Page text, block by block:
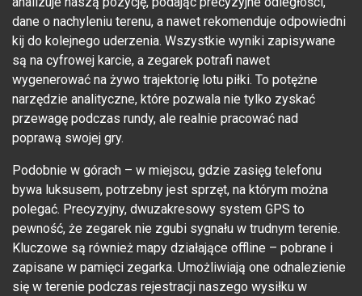
dane o nachyleniu terenu, a nawet rekomenduje odpowiedni
kij do kolejnego uderzenia. Wszystkie wyniki zapisywane
są na cyfrowej karcie, a zegarek potrafi nawet
wygenerować na żywo trajektorię lotu piłki. To potężne
narzędzie analityczne, które pozwala nie tylko zyskać
przewagę podczas rundy, ale realnie pracować nad
poprawą swojej gry.
Podobnie w górach – w miejscu, gdzie zasięg telefonu
bywa luksusem, potrzebny jest sprzęt, na którym można
polegać. Precyzyjny, dwuzakresowy system GPS to
pewność, że zegarek nie zgubi sygnału w trudnym terenie.
Kluczowe są również mapy działające offline – pobrane i
zapisane w pamięci zegarka. Umożliwiają one odnalezienie
się w terenie podczas rejestracji naszego wysiłku w